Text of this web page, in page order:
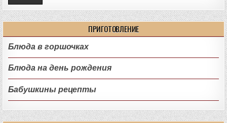
ПРИГОТОВЛЕНИЕ
Блюда в горшочках
Блюда на день рождения
Бабушкины рецепты